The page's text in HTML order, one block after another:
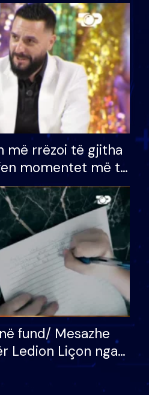
më rrëzoi të gjitha
momentet më të
e BB VIP: Do më
kur…
fund/ Mesazhe
Ledion Liçon nga
e tij, moderatori
Nuk meritoj…